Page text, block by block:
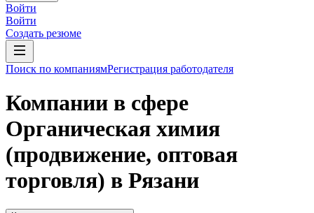
Войти
Войти
Создать резюме
Поиск по компаниямРегистрация работодателя
Компании в сфере
Органическая химия
(продвижение, оптовая
торговля) в Рязани